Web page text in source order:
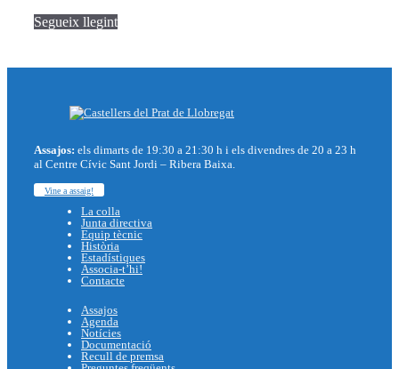
Segueix llegint
Assajos: els dimarts de 19:30 a 21:30 h i els divendres de 20 a 23 h
al Centre Cívic Sant Jordi – Ribera Baixa.
Vine a assaig!
La colla
Junta directiva
Equip tècnic
Història
Estadístiques
Associa-t’hi!
Contacte
Assajos
Agenda
Notícies
Documentació
Recull de premsa